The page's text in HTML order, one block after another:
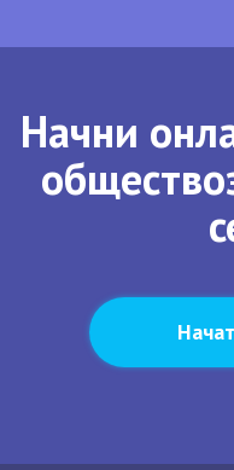
Начни